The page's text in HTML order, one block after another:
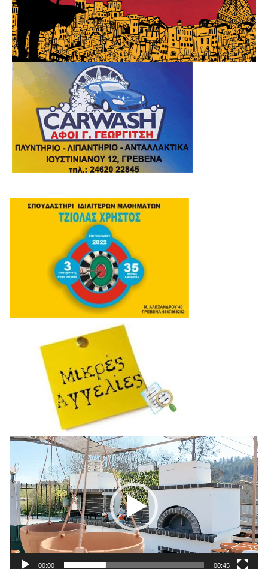
Πρόγραμμα
Αναπαραγωγής
Βίντεο
00:00 00:45